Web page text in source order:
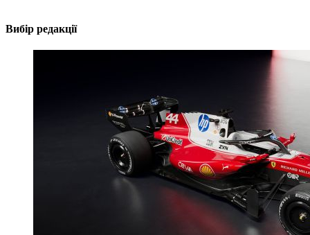
Вибір редакції